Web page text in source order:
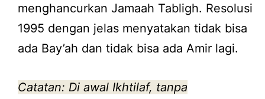
menghancurkan Jamaah Tabligh. Resolusi
1995 dengan jelas menyatakan tidak bisa
ada Bay’ah dan tidak bisa ada Amir lagi.
Catatan: Di awal Ikhtilaf, tanpa